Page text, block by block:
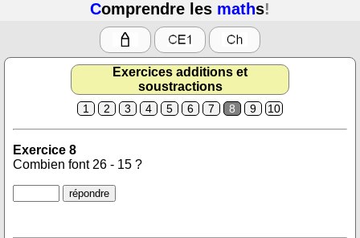
Comprendre les maths!
Exercices additions et
soustractions
1 2 3 4 5 6 7 8 9 10
Exercice 8
Combien font 26 - 15 ?